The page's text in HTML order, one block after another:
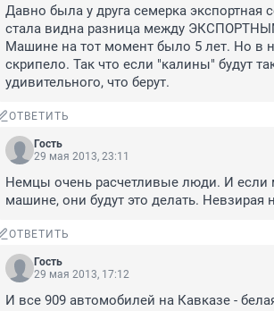
Давно была у друга семерка экспортная
стала видна разница между
Машине на тот момент было 5 лет. Но в
скрипело. Так что если "калины" будут
удивительного, что берут.
ОТВЕТИТЬ
Гость
29 мая 2013, 23:11
Немцы очень расчетливые люди. И если
машине, они будут это делать.
ОТВЕТИТЬ
Гость
29 мая 2013, 17:12
И все 909 автомобилей на Кавказе -